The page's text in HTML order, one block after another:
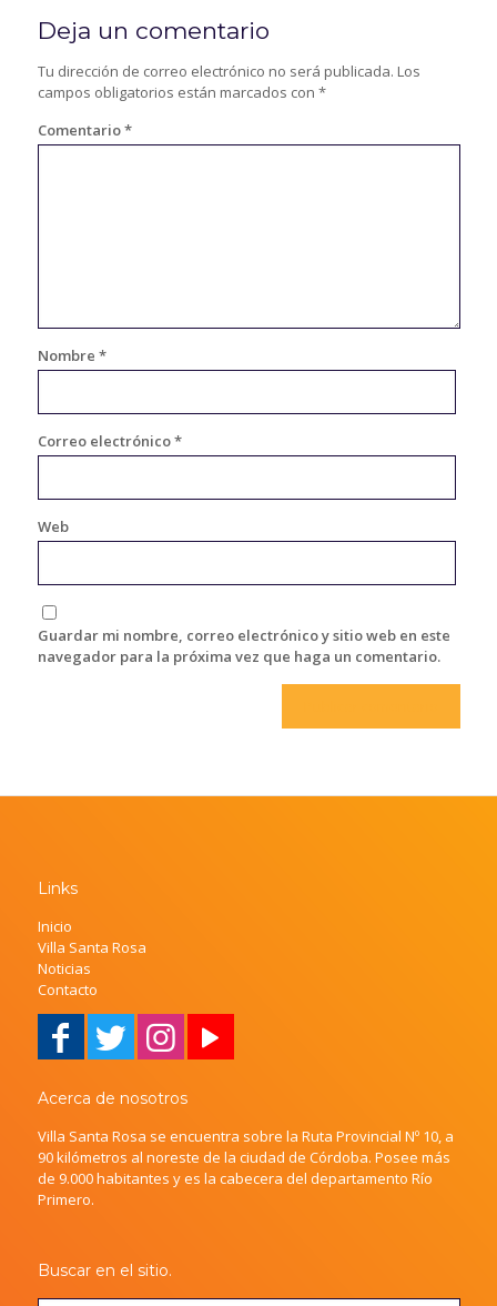
Deja un comentario
Tu dirección de correo electrónico no será publicada. Los
campos obligatorios están marcados con *
Comentario*
Nombre *
Correo electrónico*
Web
Guardar mi nombre, correo electrónico y sitio web en este
navegador para la próxima vez que haga un comentario.
Links
Inicio
Villa Santa Rosa
Noticias
Contacto
Acerca de nosotros
Villa Santa Rosa se encuentra sobre la Ruta Provincial Nº 10, a
90 kilómetros al noreste de la ciudad de Córdoba. Posee más
de 9.000 habitantes y es la cabecera del departamento Río
Primero.
Buscar en el sitio.